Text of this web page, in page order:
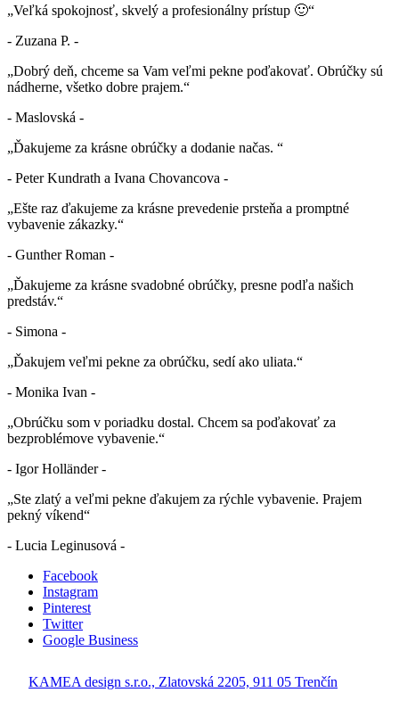
„Veľká spokojnosť, skvelý a profesionálny prístup 🙂“
- Zuzana P. -
„Dobrý deň, chceme sa Vam veľmi pekne poďakovať. Obrúčky sú
nádherne, všetko dobre prajem.“
- Maslovská -
„Ďakujeme za krásne obrúčky a dodanie načas. “
- Peter Kundrath a Ivana Chovancova -
„Ešte raz ďakujeme za krásne prevedenie prsteňa a promptné
vybavenie zákazky.“
- Gunther Roman -
„Ďakujeme za krásne svadobné obrúčky, presne podľa našich
predstáv.“
- Simona -
„Ďakujem veľmi pekne za obrúčku, sedí ako uliata.“
- Monika Ivan -
„Obrúčku som v poriadku dostal. Chcem sa poďakovať za
bezproblémove vybavenie.“
- Igor Holländer -
„Ste zlatý a veľmi pekne ďakujem za rýchle vybavenie. Prajem
pekný víkend“
- Lucia Leginusová -
Facebook
Instagram
Pinterest
Twitter
Google Business
KAMEA design s.r.o., Zlatovská 2205, 911 05 Trenčín